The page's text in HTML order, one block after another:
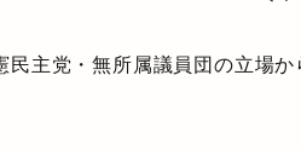
民主党・無所属議員団の立場か